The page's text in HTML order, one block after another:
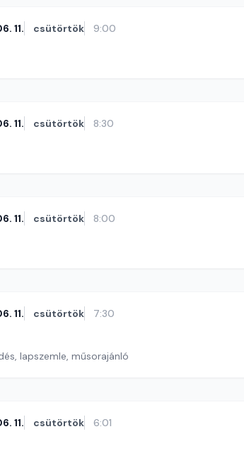
11. csütörtök 9:00
11. csütörtök 8:30
11. csütörtök 8:00
11. csütörtök 7:30
lapszemle, műsorajánló
11. csütörtök 6:01